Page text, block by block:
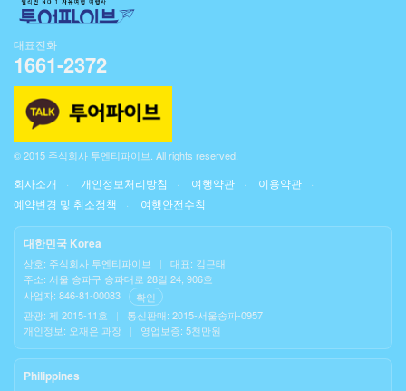
대표전화
1661-2372
© 2015 주식회사 투엔티파이브. All rights reserved.
회사소개 개인정보처리방침 여행약관
이용약관
예약변경 및 취소정책
여행안전수칙
대한민국 Korea
상호: 주식회사 투엔티파이브 |
대표: 김근태
주소: 서울 송파구 송파대로 28길 24, 906호
사업자: 846-81-00083
확인
관광: 제 2015-11호
|
통신판매: 2015-서울송파-0957
개인정보: 오재은 과장
| 영업보증: 5천만원
Philippines